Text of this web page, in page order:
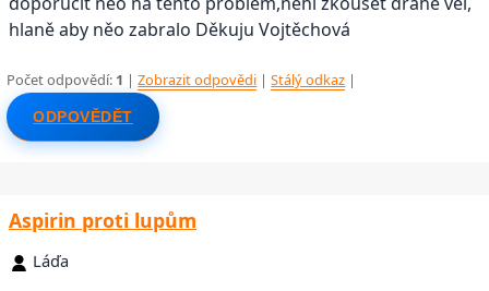
hlaně aby něo zabralo Děkuju Vojtěchová
Počet odpovědí: 1 |Zobrazit odpovědi |Stálý odkaz |
ODPOVĚDĚT
Aspirin proti lupům
Láďa